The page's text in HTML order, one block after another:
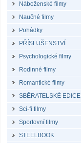
Náboženské filmy
Naučné filmy
Pohádky
PŘÍSLUŠENSTVÍ
Psychologické filmy
Rodinné filmy
Romantické filmy
SBĚRATELSKÉ EDICE
Sci-fi filmy
Sportovní filmy
STEELBOOK